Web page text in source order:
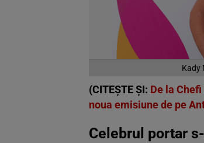
Kady
(CITEȘTE ȘI: De la
noua emisiune de pe
Celebrul portar